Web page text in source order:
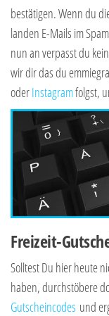
bestätigen. Wenn du
landen E-Mails im
nun an verpasst du
wir dir das du
oderInstagramfolgst,
Freizeit-
Solltest Du hier heute
haben, durchstöbere
Gutscheincodes und